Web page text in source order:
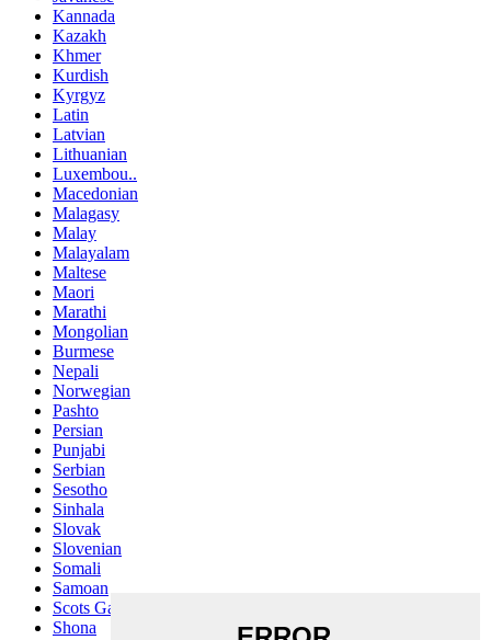
Kannada
Kazakh
Khmer
Kurdish
Kyrgyz
Latin
Latvian
Lithuanian
Luxembou..
Macedonian
Malagasy
Malay
Malayalam
Maltese
Maori
Marathi
Mongolian
Burmese
Nepali
Norwegian
Pashto
Persian
Punjabi
Serbian
Sesotho
Sinhala
Slovak
Slovenian
Somali
Samoan
Scots Gaelic
Shona